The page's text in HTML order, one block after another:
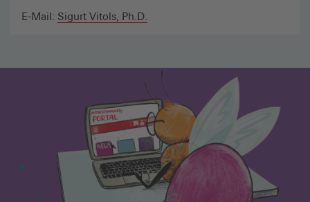
E-Mail: Sigurt Vitols, Ph.D.